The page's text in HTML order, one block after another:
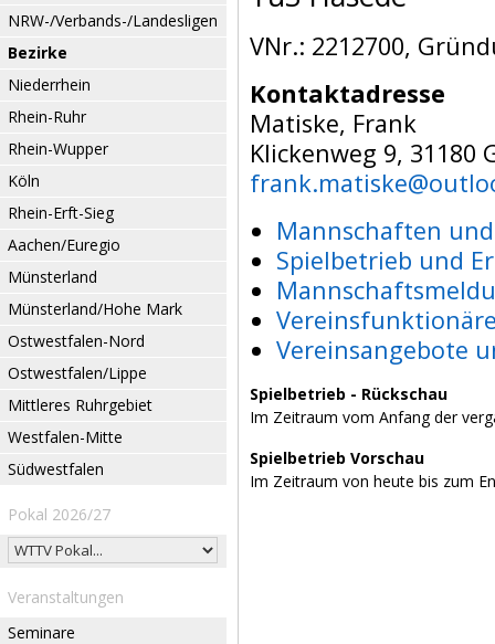
NRW-/Verbands-/Landesligen
Bezirke
Niederrhein
Rhein-Ruhr
Rhein-Wupper
Köln
Rhein-Erft-Sieg
Aachen/Euregio
Münsterland
Münsterland/Hohe Mark
Ostwestfalen-Nord
Ostwestfalen/Lippe
Mittleres Ruhrgebiet
Westfalen-Mitte
Südwestfalen
Pokal 2026/27
Veranstaltungen
Seminare
VNr.: 2212700,
Kontaktadresse
Matiske, Frank
Klickenweg 9, 31180
Mannschaften
Spielbetrieb und
Vereinsangebote
Spielbetrieb - Rückschau
Im Zeitraum vom Anfang der
Spielbetrieb Vorschau
Im Zeitraum von heute bis zum